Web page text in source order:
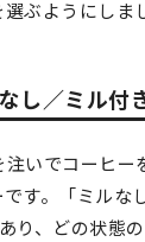
ぶようにしま
し／ミル付
いでコーヒー
す。「ミルな
り、どの状態